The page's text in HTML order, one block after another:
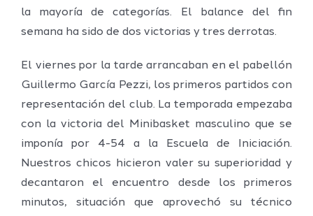
la mayoría de categorías. El balance del fin
semana ha sido de dos victorias y tres derrotas.
El viernes por la tarde arrancaban en el pabellón
Guillermo García Pezzi, los primeros partidos con
representación del club. La temporada empezaba
con la victoria del Minibasket masculino que se
imponía por 4-54 a la Escuela de Iniciación.
Nuestros chicos hicieron valer su superioridad y
decantaron el encuentro desde los primeros
minutos, situación que aprovechó su técnico